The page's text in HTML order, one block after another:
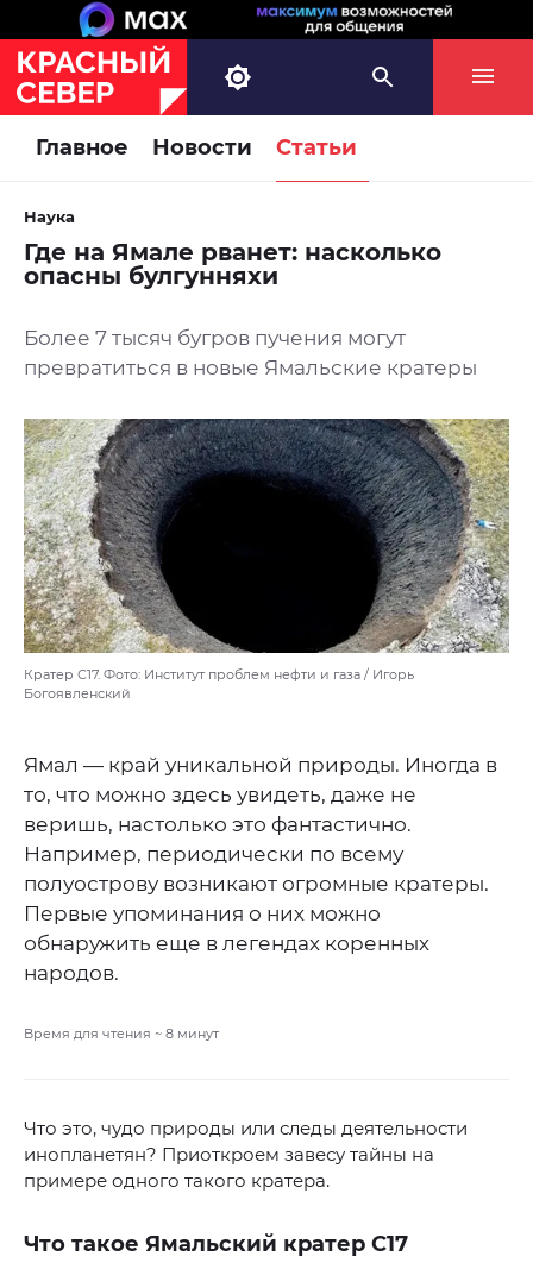
Главное Новости Статьи
Наука
Где на Ямале рванет: насколько
опасны булгунняхи
Более 7 тысяч бугров пучения могут
превратиться в новые Ямальские кратеры
Кратер С17. Фото: Институт проблем нефти и газа / Игорь
Богоявленский
Ямал — край уникальной природы. Иногда в
то, что можно здесь увидеть, даже не
веришь, настолько это фантастично.
Например, периодически по всему
полуострову возникают огромные кратеры.
Первые упоминания о них можно
обнаружить еще в легендах коренных
народов.
Время для чтения ~ 8 минут
Что это, чудо природы или следы деятельности
инопланетян? Приоткроем завесу тайны на
примере одного такого кратера.
Что такое Ямальский кратер С17